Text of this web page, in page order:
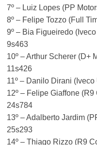
7º – Luiz Lopes (PP
8º – Felipe Tozzo (Full
9º – Bia Figueiredo
9s463
10º – Arthur Scherer (D+
11s426
11º – Danilo Dirani
12º – Felipe Giaffone
24s784
13º – Adalberto Jardim
25s293
14º – Thiago Rizzo (R9